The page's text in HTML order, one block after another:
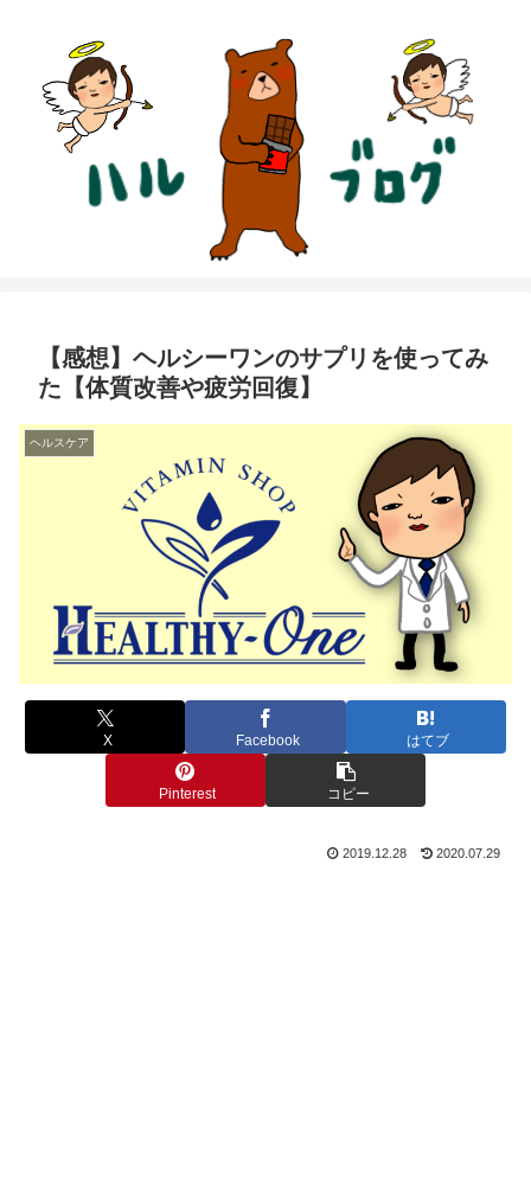
【感想】ヘルシーワンのサプリを使ってみ
た【体質改善や疲労回復】
ヘルスケア
X Facebook はてブ
Pinterest コピー
2019.12.28 2020.07.29